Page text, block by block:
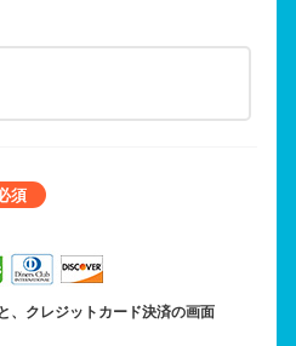
、クレジットカード決済の画面